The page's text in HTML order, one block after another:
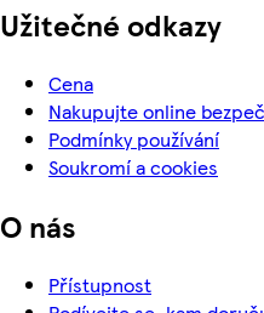
Užitečné odkazy
Cena
Nakupujte online
Podmínky používání
Soukromí a cookies
O nás
Přístupnost